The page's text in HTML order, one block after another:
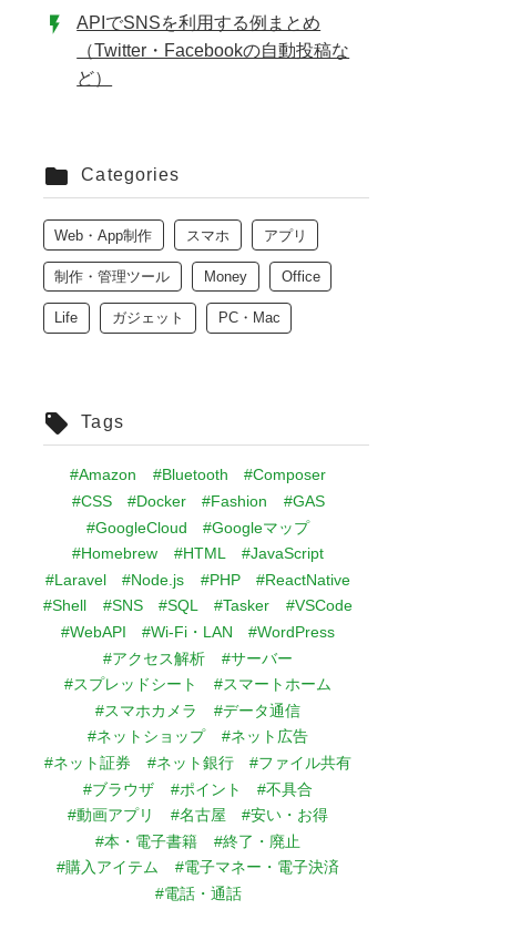
APIでSNSを利用する例まとめ
（Twitter・Facebookの自動投稿な
ど）
Categories
Web・App制作 スマホ アプリ
制作・管理ツール Money Office
Life ガジェット PC・Mac
Tags
#Amazon #Bluetooth
#Composer
#CSS
#Docker #Fashion
#GAS
#GoogleCloud
#Googleマップ
#Homebrew
#HTML
#JavaScript
#Laravel
#Node.js #PHP
#ReactNative
#Shell
#SNS #SQL #Tasker
#VSCode
#WebAPI
#Wi-Fi・LAN
#WordPress
#アクセス解析
#サーバー
#スプレッドシート
#スマートホーム
#スマホカメラ
#データ通信
#ネットショップ
#ネット広告
#ネット証券
#ネット銀行
#ファイル共有
#ブラウザ
#ポイント
#不具合
#動画アプリ
#名古屋
#安い・お得
#本・電子書籍
#終了・廃止
#購入アイテム
#電子マネー・電子決済
#電話・通話